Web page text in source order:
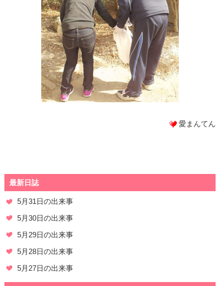
愛まんてん
最新日誌
5月31日の出来事
5月30日の出来事
5月29日の出来事
5月28日の出来事
5月27日の出来事